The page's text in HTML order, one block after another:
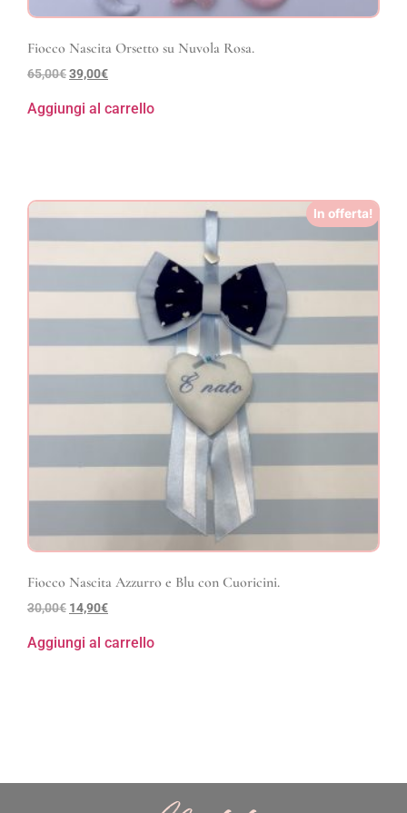
Fiocco Nascita Orsetto su Nuvola Rosa.
65,00€39,00€
Aggiungi al carrello
In offerta!
Fiocco Nascita Azzurro e Blu con Cuoricini.
30,00€ 14,90€
Aggiungi al carrello